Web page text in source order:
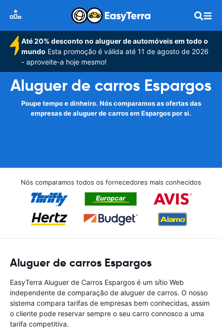
Até 20% desconto no aluguer de automóveis em todo o
mundo Esta promoção é válida até 11 de agosto de 2026
- aproveite-a hoje mesmo!
Aluguer de carros Espargos
Poupe tempo e dinheiro. Nós comparamos as ofertas das
empresas de aluguer de carros em Espargos por si.
Nós comparamos todos os fornecedores mais conhecidos
Aluguer de carros Espargos
EasyTerra Aluguer de Carros Espargos é um sítio Web
independente de comparação de aluguer de carros. O nosso
sistema compara tarifas de empresas bem conhecidas, assim
o cliente pode reservar sempre o seu carro connosco a uma
tarifa competitiva.